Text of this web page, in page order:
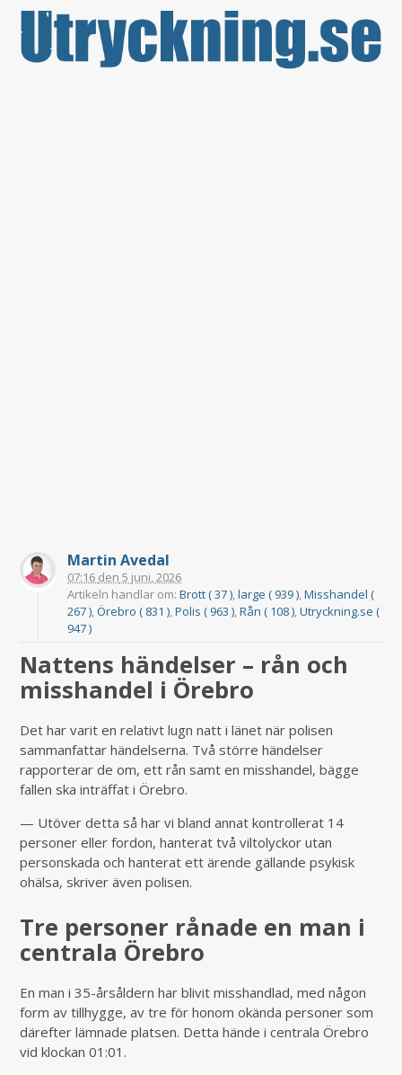
Martin Avedal
07:16 den 5 juni, 2026
Artikeln handlar om:Brott ( 37 ),large ( 939 ),Misshandel (
267 ),Örebro ( 831 ),Polis ( 963 ),Rån ( 108 ),Utryckning.se (
947 )
Nattens händelser – rån och
misshandel i Örebro
Det har varit en relativt lugn natt i länet när polisen
sammanfattar händelserna. Två större händelser
rapporterar de om, ett rån samt en misshandel, bägge
fallen ska inträffat i Örebro.
— Utöver detta så har vi bland annat kontrollerat 14
personer eller fordon, hanterat två viltolyckor utan
personskada och hanterat ett ärende gällande psykisk
ohälsa, skriver även polisen.
Tre personer rånade en man i
centrala Örebro
En man i 35-årsåldern har blivit misshandlad, med någon
form av tillhygge, av tre för honom okända personer som
därefter lämnade platsen. Detta hände i centrala Örebro
vid klockan 01:01.